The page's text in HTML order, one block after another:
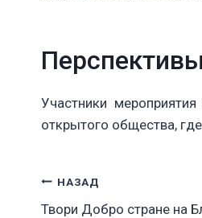
Участники
открытого общества,
Навигация
НАЗАД
Твори Добро стране на